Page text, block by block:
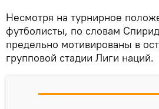
Несмотря на турнирное
футболисты, по словам
предельно мотивированы в
групповой стадии Лиги наций.